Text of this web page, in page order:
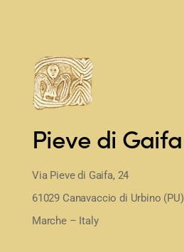
Pieve di Gaifa
Via Pieve di Gaifa, 24
61029 Canavaccio di Urbino (PU)
Marche – Italy